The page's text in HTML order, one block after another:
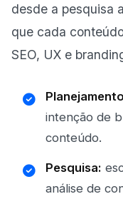
desde a pesquisa
que cada
SEO, UX e
intenção de
conteúdo.
Pesquisa:
análise de